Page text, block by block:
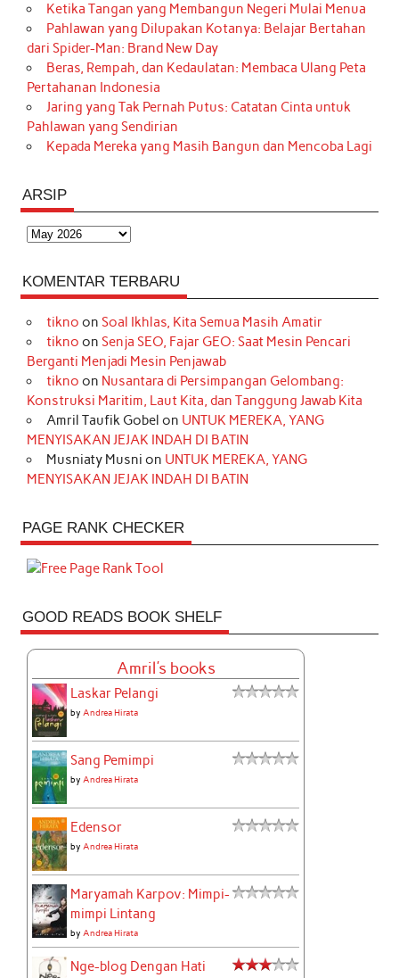
Ketika Tangan yang Membangun Negeri Mulai Menua
Pahlawan yang Dilupakan Kotanya: Belajar Bertahan
dari Spider-Man: Brand New Day
Beras, Rempah, dan Kedaulatan: Membaca Ulang Peta
Pertahanan Indonesia
Jaring yang Tak Pernah Putus: Catatan Cinta untuk
Pahlawan yang Sendirian
Kepada Mereka yang Masih Bangun dan Mencoba Lagi
ARSIP
Arsip
KOMENTAR TERBARU
tikno on Soal Ikhlas, Kita Semua Masih Amatir
tikno on Senja SEO, Fajar GEO: Saat Mesin Pencari
Berganti Menjadi Mesin Penjawab
tikno on Nusantara di Persimpangan Gelombang:
Konstruksi Maritim, Laut Kita, dan Tanggung Jawab Kita
Amril Taufik Gobel on UNTUK MEREKA, YANG
MENYISAKAN JEJAK INDAH DI BATIN
Musniaty Musni on UNTUK MEREKA, YANG
MENYISAKAN JEJAK INDAH DI BATIN
PAGE RANK CHECKER
GOOD READS BOOK SHELF
Amril's books
Laskar Pelangi
by Andrea Hirata
Sang Pemimpi
by Andrea Hirata
Edensor
by Andrea Hirata
Maryamah Karpov: Mimpi-
mimpi Lintang
by Andrea Hirata
Nge-blog Dengan Hati